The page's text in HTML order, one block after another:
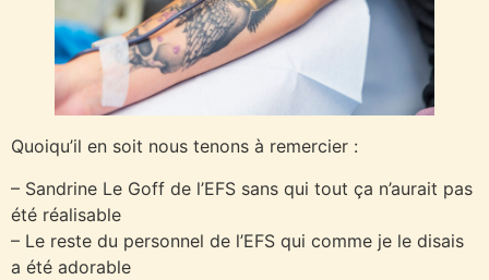
Quoiqu’il en soit nous tenons à remercier :
– Sandrine Le Goff de l’EFS sans qui tout ça n’aurait pas
été réalisable
– Le reste du personnel de l’EFS qui comme je le disais
a été adorable